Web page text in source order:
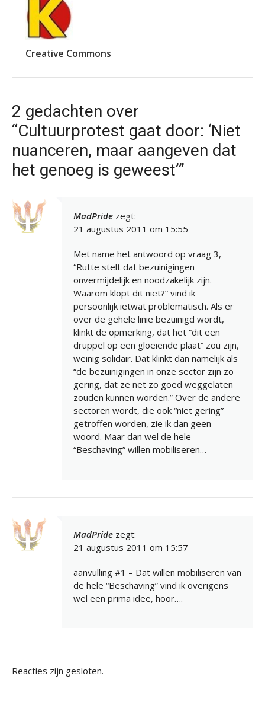
Creative Commons
2 gedachten over
“Cultuurprotest gaat door: ‘Niet
nuanceren, maar aangeven dat
het genoeg is geweest’”
MadPride zegt:
21 augustus 2011 om 15:55
Met name het antwoord op vraag 3,
“Rutte stelt dat bezuinigingen
onvermijdelijk en noodzakelijk zijn.
Waarom klopt dit niet?” vind ik
persoonlijk ietwat problematisch. Als er
over de gehele linie bezuinigd wordt,
klinkt de opmerking, dat het “dit een
druppel op een gloeiende plaat” zou zijn,
weinig solidair. Dat klinkt dan namelijk als
“de bezuinigingen in onze sector zijn zo
gering, dat ze net zo goed weggelaten
zouden kunnen worden.” Over de andere
sectoren wordt, die ook “niet gering”
getroffen worden, zie ik dan geen
woord. Maar dan wel de hele
“Beschaving” willen mobiliseren…
MadPride zegt:
21 augustus 2011 om 15:57
aanvulling #1 – Dat willen mobiliseren van
de hele “Beschaving” vind ik overigens
wel een prima idee, hoor….
Reacties zijn gesloten.